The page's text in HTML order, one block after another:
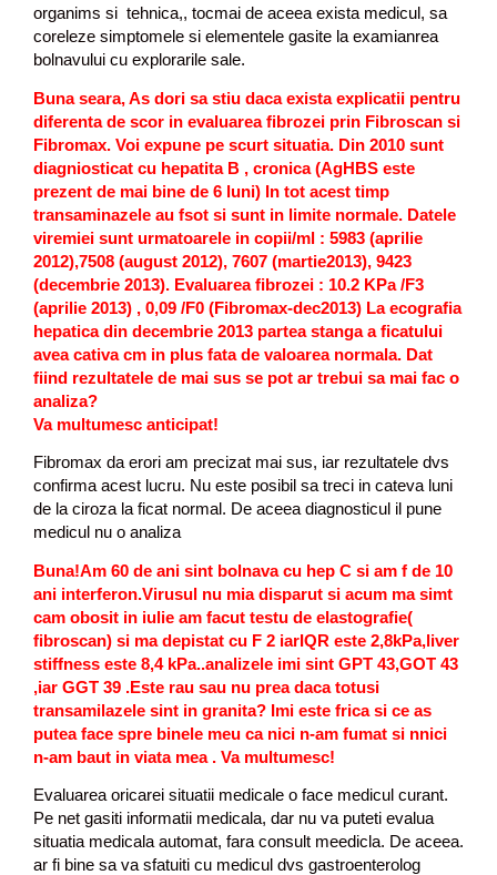
organims si tehnica,, tocmai de aceea exista medicul, sa
coreleze simptomele si elementele gasite la examianrea
bolnavului cu explorarile sale.
Buna seara, As dori sa stiu daca exista explicatii pentru
diferenta de scor in evaluarea fibrozei prin Fibroscan si
Fibromax. Voi expune pe scurt situatia. Din 2010 sunt
diagniosticat cu hepatita B , cronica (AgHBS este
prezent de mai bine de 6 luni) In tot acest timp
transaminazele au fsot si sunt in limite normale. Datele
viremiei sunt urmatoarele in copii/ml : 5983 (aprilie
2012),7508 (august 2012), 7607 (martie2013), 9423
(decembrie 2013). Evaluarea fibrozei : 10.2 KPa /F3
(aprilie 2013) , 0,09 /F0 (Fibromax-dec2013) La ecografia
hepatica din decembrie 2013 partea stanga a ficatului
avea cativa cm in plus fata de valoarea normala. Dat
fiind rezultatele de mai sus se pot ar trebui sa mai fac o
analiza?
Va multumesc anticipat!
Fibromax da erori am precizat mai sus, iar rezultatele dvs
confirma acest lucru. Nu este posibil sa treci in cateva luni
de la ciroza la ficat normal. De aceea diagnosticul il pune
medicul nu o analiza
Buna!Am 60 de ani sint bolnava cu hep C si am f de 10
ani interferon.Virusul nu mia disparut si acum ma simt
cam obosit in iulie am facut testu de elastografie(
fibroscan) si ma depistat cu F 2 iarIQR este 2,8kPa,liver
stiffness este 8,4 kPa..analizele imi sint GPT 43,GOT 43
,iar GGT 39 .Este rau sau nu prea daca totusi
transamilazele sint in granita? Imi este frica si ce as
putea face spre binele meu ca nici n-am fumat si nnici
n-am baut in viata mea . Va multumesc!
Evaluarea oricarei situatii medicale o face medicul curant.
Pe net gasiti informatii medicala, dar nu va puteti evalua
situatia medicala automat, fara consult meedicla. De aceea.
ar fi bine sa va sfatuiti cu medicul dvs gastroenterolog